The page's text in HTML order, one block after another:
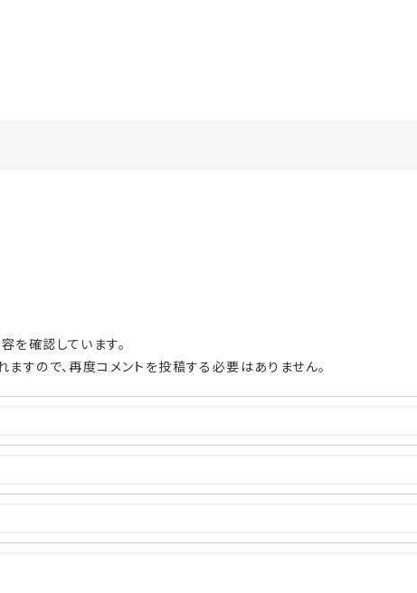
を確認しています。
すので、再度コメントを投稿する必要はありません。